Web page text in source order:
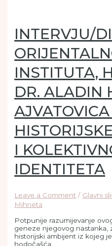
INTERVJU/
INSTITUTA,
DR. ALADIN
I
IDENTITETA
Leave a Comment / Glavni
Mihneta
Potpunije razumijevanje
geneze njegovog nastanka,
historijski ambijent iz kojeg
hodočašća